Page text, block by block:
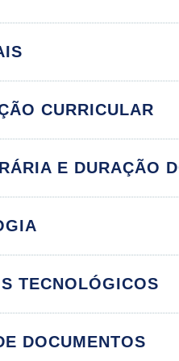
CURRICULAR
Política Nacional de
Sistema Único de
A Psicologia da
E DURAÇÃO
TECNOLÓGICOS
DOCUMENTOS